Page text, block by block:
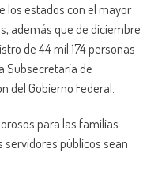
los estados con el mayor
además que de diciembre
de 44 mil 174 personas
Subsecretaría de
del Gobierno Federal.
para las familias
públicos sean